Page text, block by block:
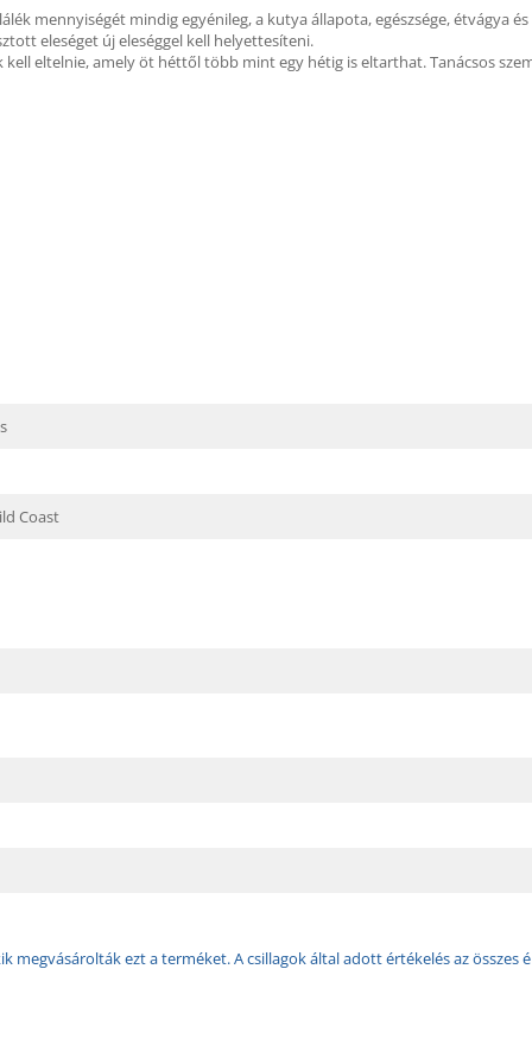
mennyiségét mindig egyénileg, a kutya állapota, egészsége, étvágya
eleséget új eleséggel kell helyettesíteni.
eltelnie, amely öt héttől több mint egy hétig is eltarthat. Tanácsos
Coast
megvásárolták ezt a terméket. A csillagok által adott értékelés az összes